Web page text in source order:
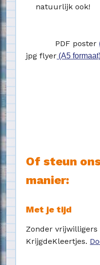
natuurlijk ook!
PDF poster
jpg flyer (A5
Of steun
manier:
Met je tijd
Zonder vrijwilligers
KrijgdeKleertjes.